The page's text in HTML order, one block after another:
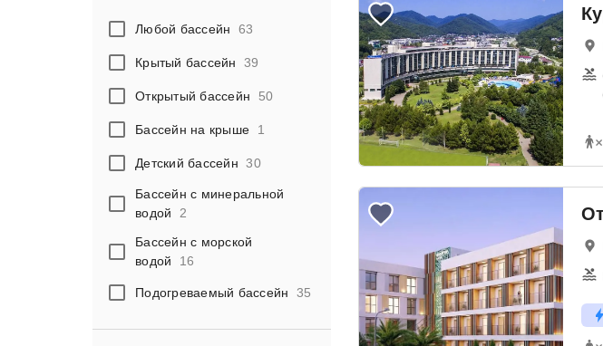
Любой бассейн 63
Крытый бассейн 39
Открытый бассейн 50
Бассейн на крыше 1
Детский бассейн 30
Бассейн с минеральной
водой
2
Бассейн с морской
водой
16
Подогреваемый бассейн 35
×